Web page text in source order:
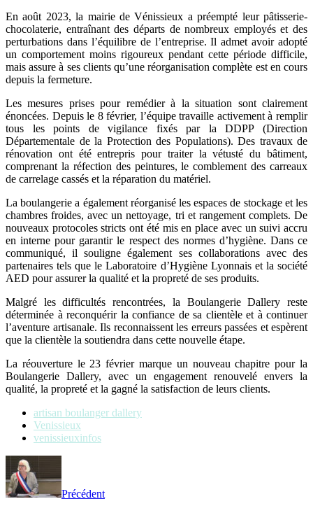
En août 2023, la mairie de Vénissieux a préempté leur pâtisserie-
chocolaterie, entraînant des départs de nombreux employés et des
perturbations dans l’équilibre de l’entreprise. Il admet avoir adopté
un comportement moins rigoureux pendant cette période difficile,
mais assure à ses clients qu’une réorganisation complète est en cours
depuis la fermeture.
Les mesures prises pour remédier à la situation sont clairement
énoncées. Depuis le 8 février, l’équipe travaille activement à remplir
tous les points de vigilance fixés par la DDPP (Direction
Départementale de la Protection des Populations). Des travaux de
rénovation ont été entrepris pour traiter la vétusté du bâtiment,
comprenant la réfection des peintures, le comblement des carreaux
de carrelage cassés et la réparation du matériel.
La boulangerie a également réorganisé les espaces de stockage et les
chambres froides, avec un nettoyage, tri et rangement complets. De
nouveaux protocoles stricts ont été mis en place avec un suivi accru
en interne pour garantir le respect des normes d’hygiène. Dans ce
communiqué, il souligne également ses collaborations avec des
partenaires tels que le Laboratoire d’Hygiène Lyonnais et la société
AED pour assurer la qualité et la propreté de ses produits.
Malgré les difficultés rencontrées, la Boulangerie Dallery reste
déterminée à reconquérir la confiance de sa clientèle et à continuer
l’aventure artisanale. Ils reconnaissent les erreurs passées et espèrent
que la clientèle la soutiendra dans cette nouvelle étape.
La réouverture le 23 février marque un nouveau chapitre pour la
Boulangerie Dallery, avec un engagement renouvelé envers la
qualité, la propreté et la gagné la satisfaction de leurs clients.
artisan boulanger dallery
Venissieux
venissieuxinfos
Précédent